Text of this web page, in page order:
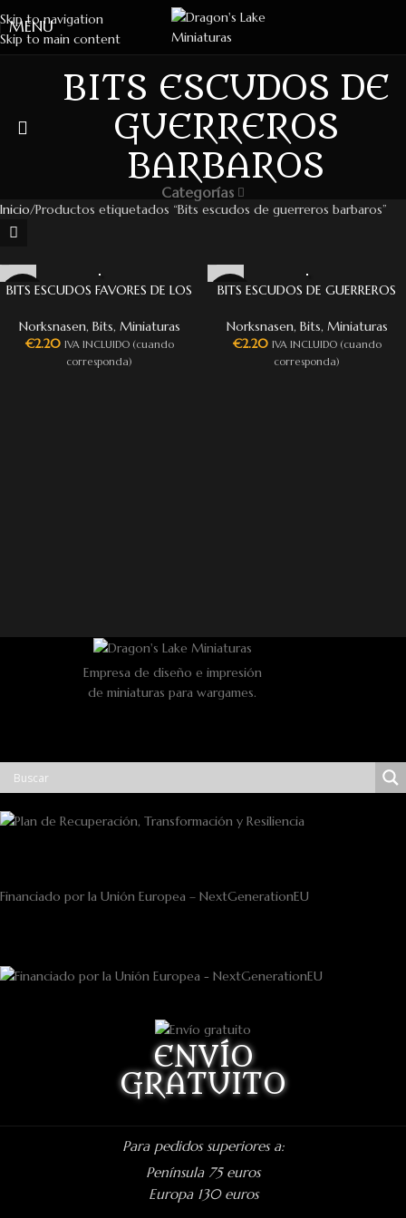
Skip to navigation
Skip to main content
MENU
BITS ESCUDOS DE
GUERREROS
BARBAROS
Categorías
Inicio Productos etiquetados “Bits escudos de guerreros barbaros”
BITS ESCUDOS FAVORES DE LOS
Norksnasen, Bits, Miniaturas
€2.20 IVA INCLUIDO (cuando
corresponda)
BITS ESCUDOS DE GUERREROS
Norksnasen, Bits, Miniaturas
€2.20 IVA INCLUIDO (cuando
corresponda)
Empresa de diseño e impresión
de miniaturas para wargames.
Financiado por la Unión Europea – NextGenerationEU
ENVÍO
GRATUITO
Para pedidos superiores a:
Península 75 euros
Europa 130 euros